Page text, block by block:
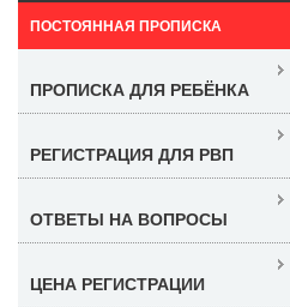
ПОСТОЯННАЯ ПРОПИСКА
ПРОПИСКА ДЛЯ РЕБЁНКА
РЕГИСТРАЦИЯ ДЛЯ РВП
ОТВЕТЫ НА ВОПРОСЫ
ЦЕНА РЕГИСТРАЦИИ